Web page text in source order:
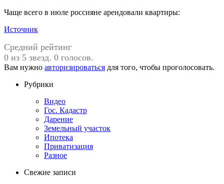
Чаще всего в июле россияне арендовали квартиры:
Источник
Средний рейтинг
0 из 5 звезд. 0 голосов.
Вам нужно авторизироваться для того, чтобы проголосовать.
Рубрики
Видео
Гос. Кадастр
Дарение
Земельный участок
Ипотека
Приватизация
Разное
Свежие записи